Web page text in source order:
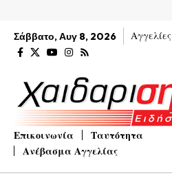
Σάββατο, Αυγ 8, 2026 Αγγελίες
Επικοινωνία
Ταυτότητα
Ανέβασμα Αγγελίας